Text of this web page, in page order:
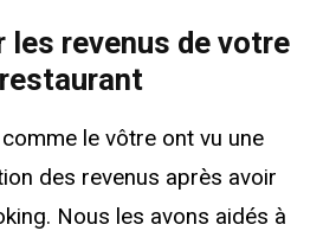
les revenus de votre
restaurant
le vôtre ont vu une
des revenus après avoir
Nous les avons aidés à